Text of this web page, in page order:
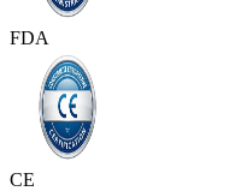
FDA
CE